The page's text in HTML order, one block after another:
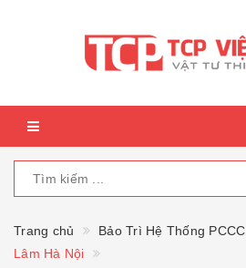
Trang chủ Bảo Trì Hệ Thống PCCC
Lâm Hà Nội